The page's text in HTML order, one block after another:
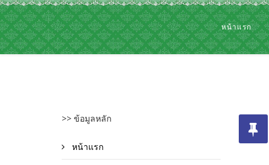
หน้าแรก
>> ข้อมูลหลัก
หน้าแรก